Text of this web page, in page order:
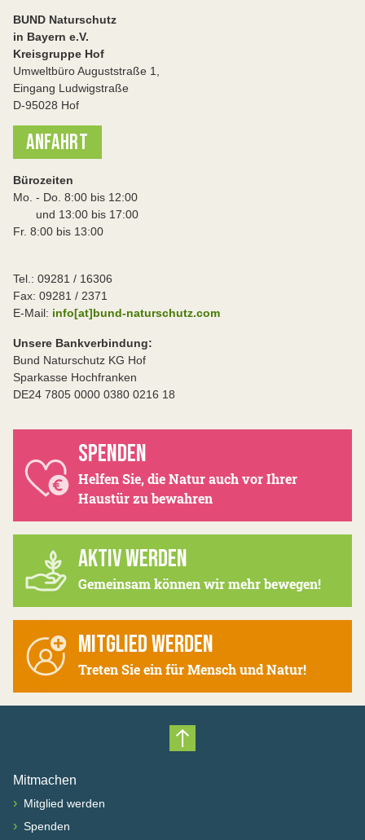
BUND Naturschutz
in Bayern e.V.
Kreisgruppe Hof
Umweltbüro Auguststraße 1,
Eingang Ludwigstraße
D-95028 Hof
ANFAHRT
Bürozeiten
Mo. - Do. 8:00 bis 12:00
und 13:00 bis 17:00
Fr. 8:00 bis 13:00
Tel.: 09281 / 16306
Fax: 09281 / 2371
E-Mail: info[at]bund-naturschutz.com
Unsere Bankverbindung:
Bund Naturschutz KG Hof
Sparkasse Hochfranken
DE24 7805 0000 0380 0216 18
SPENDEN
Helfen Sie, die Natur auch vor Ihrer
Haustür zu bewahren
AKTIV WERDEN
Gemeinsam können wir mehr bewegen!
MITGLIED WERDEN
Treten Sie ein für Mensch und Natur!
Nach oben scrollen
Mitmachen
› Mitglied werden
› Spenden